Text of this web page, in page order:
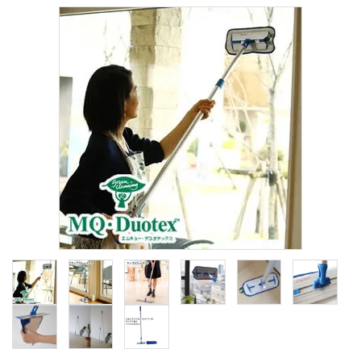
ログイン person 新規会員登録
カテゴリーから探す
ブランド
ガイドライン